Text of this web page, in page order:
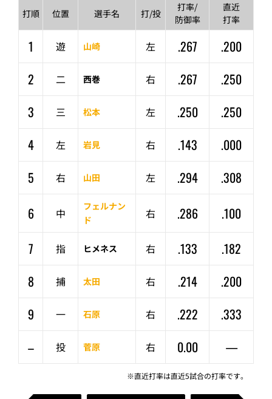
打順 位置 選手名 打/投
打率/
防御率
直近
打率
1 遊 山崎 左 .267
.200
2
二 西巻 右 .267
.250
3
三 松本 左 .250
.250
4
左 岩見 右 .143
.000
5
右 山田 左 .294
.308
6
中
フェルナン
ド
右 .286
.100
7
指 ヒメネス 右 .133
.182
8
捕 太田 右 .214
.200
9
一 石原 右 .222
.333
–
投 菅原 右 0.00 —
※直近打率は直近5試合の打率です。